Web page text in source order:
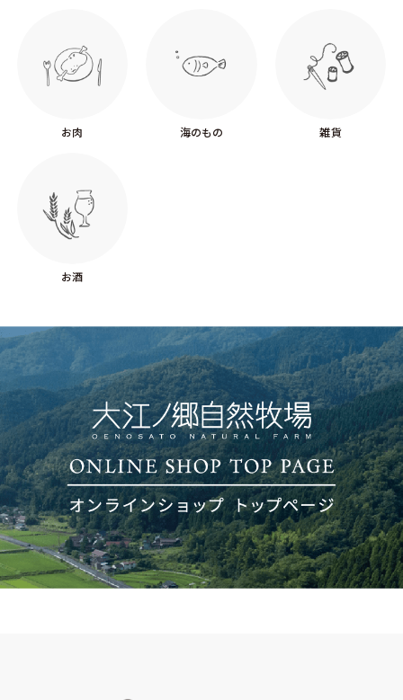
お肉 海のもの 雑貨
お酒